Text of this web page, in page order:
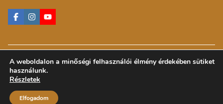
Copyright © 2024 jokor.hu. Minden jog fenntartva.
A weboldalon a minőségi felhasználói élmény érdekében sütiket
használunk.
Részletek
Elfogadom